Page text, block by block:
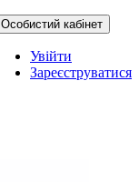
Особистий кабінет
Увійти
Зареєструватися